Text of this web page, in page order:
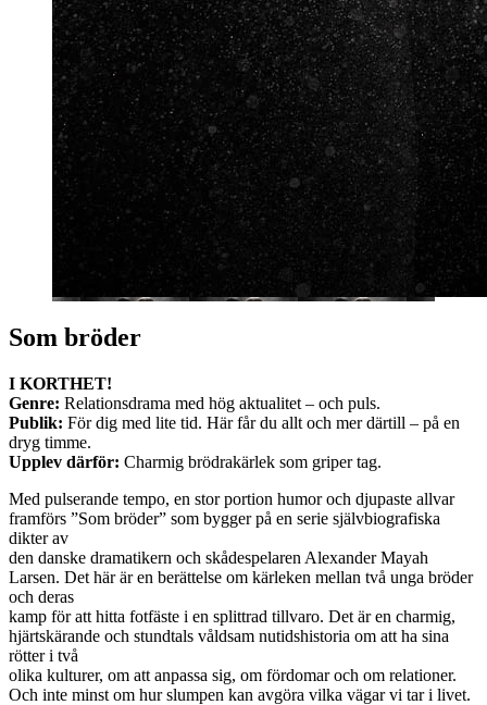
Som bröder
I KORTHET!
Genre: Relationsdrama med hög aktualitet – och puls.
Publik: För dig med lite tid. Här får du allt och mer därtill – på en
dryg timme.
Upplev därför: Charmig brödrakärlek som griper tag.
Med pulserande tempo, en stor portion humor och djupaste allvar
framförs ”Som bröder” som bygger på en serie självbiografiska
dikter av
den danske dramatikern och skådespelaren Alexander Mayah
Larsen. Det här är en berättelse om kärleken mellan två unga bröder
och deras
kamp för att hitta fotfäste i en splittrad tillvaro. Det är en charmig,
hjärtskärande och stundtals våldsam nutidshistoria om att ha sina
rötter i två
olika kulturer, om att anpassa sig, om fördomar och om relationer.
Och inte minst om hur slumpen kan avgöra vilka vägar vi tar i livet.